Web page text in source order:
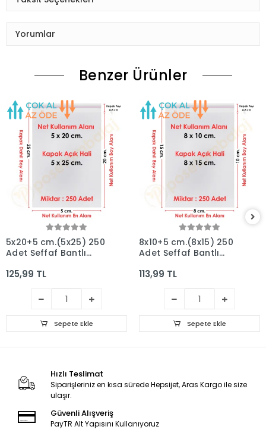
Yorumlar
Benzer Ürünler
5x20+5 cm.(5x25) 250
Adet Şeffaf Bantlı
Poşet
125,99 TL
Sepete Ekle
8x10+5 cm.(8x15) 250
Adet Şeffaf Bantlı
Poşet
113,99 TL
Sepete Ekle
Hızlı Teslimat
Siparişleriniz en kısa sürede Hepsijet, Aras Kargo ile size
ulaşır.
Güvenli Alışveriş
PayTR Alt Yapısını Kullanıyoruz